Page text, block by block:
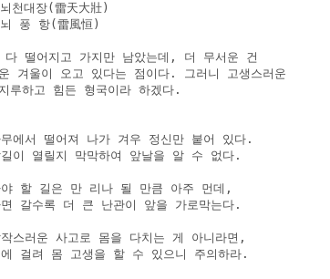
대장(雷天大壯)
항(雷風恒)
다 떨어지고 가지만 남았는데, 더 무서운 건
겨울이 오고 있다는 점이다. 그러니 고생스러운
루하고 힘든 형국이라 하겠다.
에서 떨어져 나가 겨우 정신만 붙어 있다.
이 열릴지 막막하여 앞날을 알 수 없다.
할 길은 만 리나 될 만큼 아주 먼데,
갈수록 더 큰 난관이 앞을 가로막는다.
스러운 사고로 몸을 다치는 게 아니라면,
걸려 몸 고생을 할 수 있으니 주의하라.